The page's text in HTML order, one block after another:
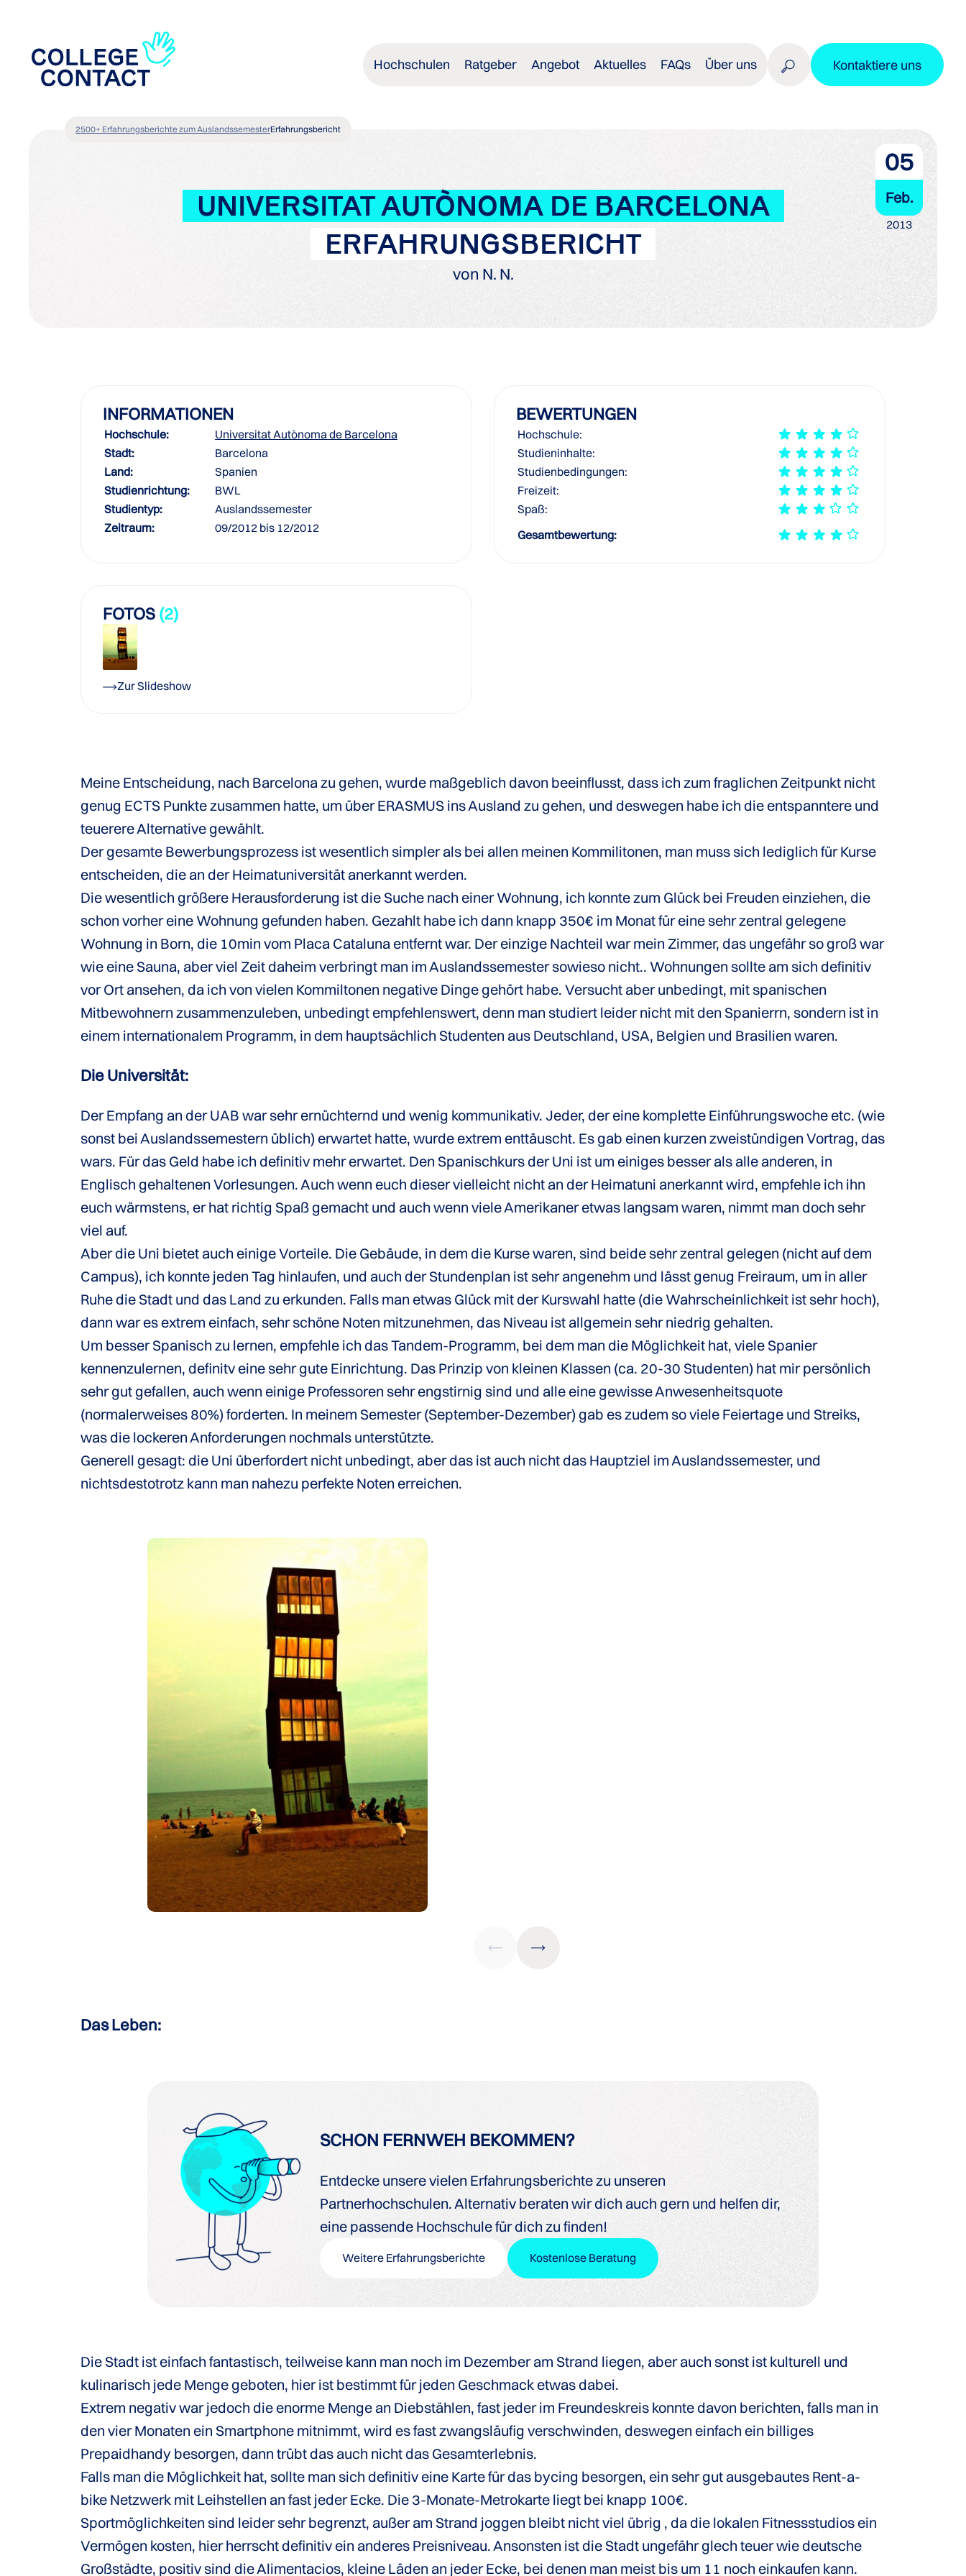
Hochschulen Ratgeber Angebot Aktuelles FAQs Über uns Kontaktiere uns
2500+ Erfahrungsberichte zum AuslandssemesterErfahrungsbericht
UNIVERSITAT AUTÒNOMA DE BARCELONA
ERFAHRUNGSBERICHT
von N. N.
05
Feb.
2013
INFORMATIONEN
Hochschule:
Universitat Autònoma de Barcelona
Stadt:
Barcelona
Land:
Spanien
Studienrichtung:
BWL
Studientyp:
Auslandssemester
Zeitraum:
09/2012 bis 12/2012
BEWERTUNGEN
Hochschule:
Studieninhalte:
Studienbedingungen:
Freizeit:
Spaß:
Gesamtbewertung:
FOTOS (2)
Zur Slideshow
Meine Entscheidung, nach Barcelona zu gehen, wurde maßgeblich davon beeinflusst, dass ich zum fraglichen Zeitpunkt nicht
genug ECTS Punkte zusammen hatte, um über ERASMUS ins Ausland zu gehen, und deswegen habe ich die entspanntere und
teuerere Alternative gewählt.
Der gesamte Bewerbungsprozess ist wesentlich simpler als bei allen meinen Kommilitonen, man muss sich lediglich für Kurse
entscheiden, die an der Heimatuniversität anerkannt werden.
Die wesentlich größere Herausforderung ist die Suche nach einer Wohnung, ich konnte zum Glück bei Freuden einziehen, die
schon vorher eine Wohnung gefunden haben. Gezahlt habe ich dann knapp 350€ im Monat für eine sehr zentral gelegene
Wohnung in Born, die 10min vom Placa Cataluna entfernt war. Der einzige Nachteil war mein Zimmer, das ungefähr so groß war
wie eine Sauna, aber viel Zeit daheim verbringt man im Auslandssemester sowieso nicht.. Wohnungen sollte am sich definitiv
vor Ort ansehen, da ich von vielen Kommiltonen negative Dinge gehört habe. Versucht aber unbedingt, mit spanischen
Mitbewohnern zusammenzuleben, unbedingt empfehlenswert, denn man studiert leider nicht mit den Spanierrn, sondern ist in
einem internationalem Programm, in dem hauptsächlich Studenten aus Deutschland, USA, Belgien und Brasilien waren.
Die Universität:
Der Empfang an der UAB war sehr ernüchternd und wenig kommunikativ. Jeder, der eine komplette Einführungswoche etc. (wie
sonst bei Auslandssemestern üblich) erwartet hatte, wurde extrem enttäuscht. Es gab einen kurzen zweistündigen Vortrag, das
wars. Für das Geld habe ich definitiv mehr erwartet. Den Spanischkurs der Uni ist um einiges besser als alle anderen, in
Englisch gehaltenen Vorlesungen. Auch wenn euch dieser vielleicht nicht an der Heimatuni anerkannt wird, empfehle ich ihn
euch wärmstens, er hat richtig Spaß gemacht und auch wenn viele Amerikaner etwas langsam waren, nimmt man doch sehr
viel auf.
Aber die Uni bietet auch einige Vorteile. Die Gebäude, in dem die Kurse waren, sind beide sehr zentral gelegen (nicht auf dem
Campus), ich konnte jeden Tag hinlaufen, und auch der Stundenplan ist sehr angenehm und lässt genug Freiraum, um in aller
Ruhe die Stadt und das Land zu erkunden. Falls man etwas Glück mit der Kurswahl hatte (die Wahrscheinlichkeit ist sehr hoch),
dann war es extrem einfach, sehr schöne Noten mitzunehmen, das Niveau ist allgemein sehr niedrig gehalten.
Um besser Spanisch zu lernen, empfehle ich das Tandem-Programm, bei dem man die Möglichkeit hat, viele Spanier
kennenzulernen, definitv eine sehr gute Einrichtung. Das Prinzip von kleinen Klassen (ca. 20-30 Studenten) hat mir persönlich
sehr gut gefallen, auch wenn einige Professoren sehr engstirnig sind und alle eine gewisse Anwesenheitsquote
(normalerweises 80%) forderten. In meinem Semester (September-Dezember) gab es zudem so viele Feiertage und Streiks,
was die lockeren Anforderungen nochmals unterstützte.
Generell gesagt: die Uni überfordert nicht unbedingt, aber das ist auch nicht das Hauptziel im Auslandssemester, und
nichtsdestotrotz kann man nahezu perfekte Noten erreichen.
Das Leben:
SCHON FERNWEH BEKOMMEN?
Entdecke unsere vielen Erfahrungsberichte zu unseren
Partnerhochschulen. Alternativ beraten wir dich auch gern und helfen dir,
eine passende Hochschule für dich zu finden!
Weitere Erfahrungsberichte Kostenlose Beratung
Die Stadt ist einfach fantastisch, teilweise kann man noch im Dezember am Strand liegen, aber auch sonst ist kulturell und
kulinarisch jede Menge geboten, hier ist bestimmt für jeden Geschmack etwas dabei.
Extrem negativ war jedoch die enorme Menge an Diebstählen, fast jeder im Freundeskreis konnte davon berichten, falls man in
den vier Monaten ein Smartphone mitnimmt, wird es fast zwangsläufig verschwinden, deswegen einfach ein billiges
Prepaidhandy besorgen, dann trübt das auch nicht das Gesamterlebnis.
Falls man die Möglichkeit hat, sollte man sich definitiv eine Karte für das bycing besorgen, ein sehr gut ausgebautes Rent-a-
bike Netzwerk mit Leihstellen an fast jeder Ecke. Die 3-Monate-Metrokarte liegt bei knapp 100€.
Sportmöglichkeiten sind leider sehr begrenzt, außer am Strand joggen bleibt nicht viel übrig , da die lokalen Fitnessstudios ein
Vermögen kosten, hier herrscht definitiv ein anderes Preisniveau. Ansonsten ist die Stadt ungefähr glech teuer wie deutsche
Großstädte, positiv sind die Alimentacios, kleine Läden an jeder Ecke, bei denen man meist bis um 11 noch einkaufen kann.